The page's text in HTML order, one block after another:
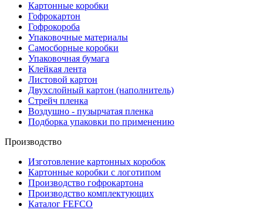
Картонные коробки
Гофрокартон
Гофрокороба
Упаковочные материалы
Самосборные коробки
Упаковочная бумага
Клейкая лента
Листовой картон
Двухслойный картон (наполнитель)
Стрейч пленка
Воздушно - пузырчатая пленка
Подборка упаковки по применению
Производство
Изготовление картонных коробок
Картонные коробки с логотипом
Производство гофрокартона
Производство комплектующих
Каталог FEFCO